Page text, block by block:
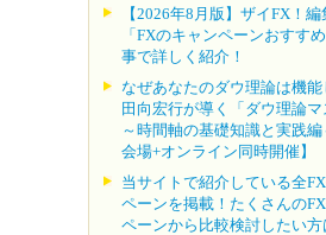
【2026年8月版】ザイFX！
「FXのキャンペーンおすす
事で詳しく紹介！
なぜあなたのダウ理論は機能
田向宏行が導く「ダウ理論マ
～時間軸の基礎知識と実践編
会場+オンライン同時開催】
当サイトで紹介している全
ペーンを掲載！たくさんの
ペーンから比較検討したい方